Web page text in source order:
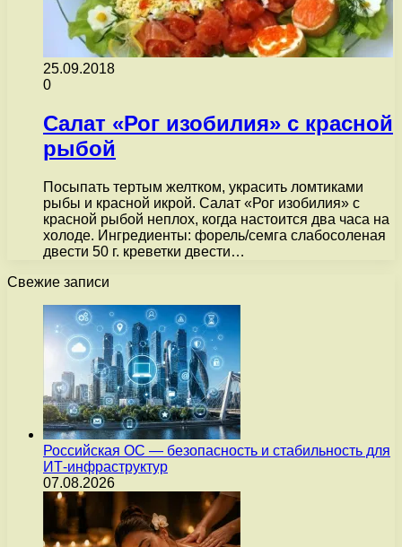
25.09.2018
0
Салат «Рог изобилия» с красной
рыбой
Посыпать тертым желтком, украсить ломтиками
рыбы и красной икрой. Салат «Рог изобилия» с
красной рыбой неплох, когда настоится два часа на
холоде. Ингредиенты: форель/семга слабосоленая
двести 50 г. креветки двести…
Свежие записи
Российская ОС — безопасность и стабильность для
ИТ-инфраструктур
07.08.2026